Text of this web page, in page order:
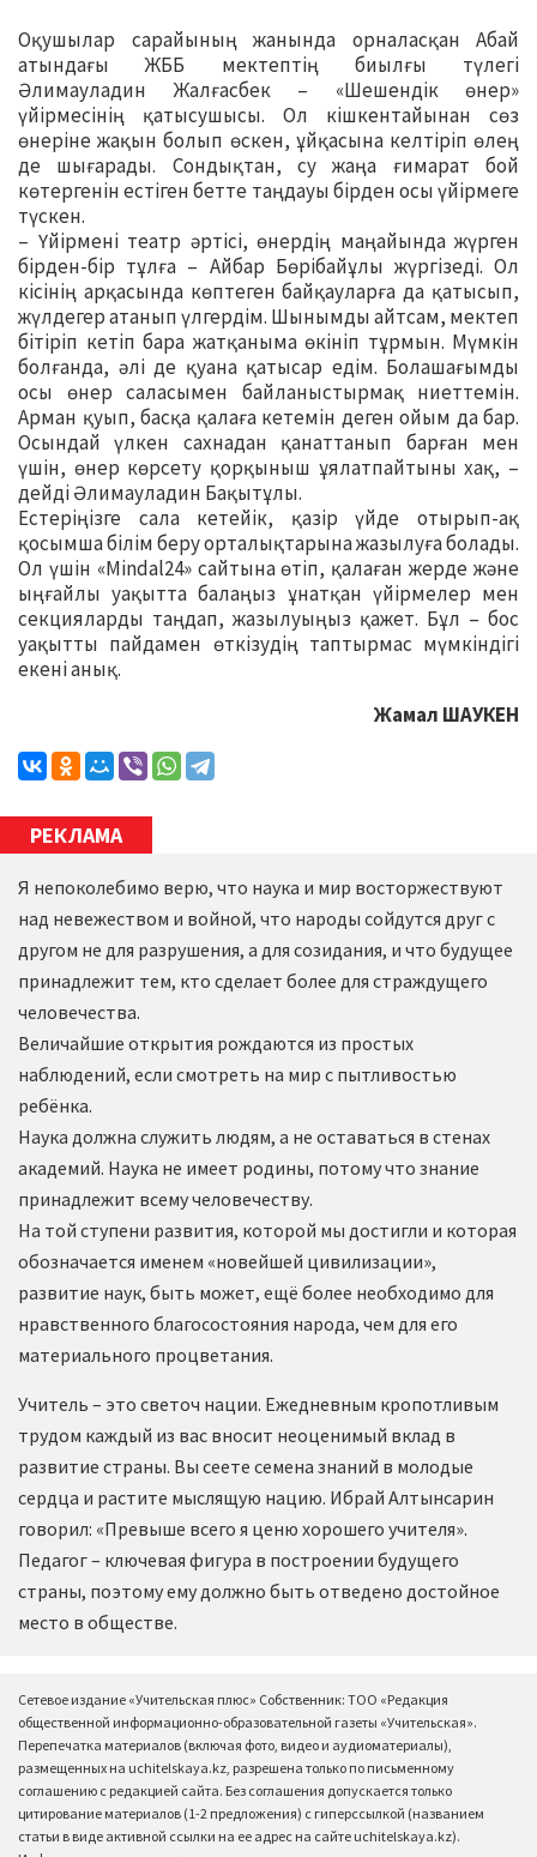
Оқушылар сарайының жанында орналасқан Абай
атындағы ЖББ мектептің биылғы түлегі
Әлимауладин Жалғасбек – «Шешендік өнер»
үйірмесінің қатысушысы. Ол кішкентайынан сөз
өнеріне жақын болып өскен, ұйқасына келтіріп өлең
де шығарады. Сондықтан, су жаңа ғимарат бой
көтергенін естіген бетте таңдауы бірден осы үйірмеге
түскен.
– Үйірмені театр әртісі, өнердің маңайында жүрген
бірден-бір тұлға – Айбар Бөрібайұлы жүргізеді. Ол
кісінің арқасында көптеген байқауларға да қатысып,
жүлдегер атанып үлгердім. Шынымды айтсам, мектеп
бітіріп кетіп бара жатқаныма өкініп тұрмын. Мүмкін
болғанда, әлі де қуана қатысар едім. Болашағымды
осы өнер саласымен байланыстырмақ ниеттемін.
Арман қуып, басқа қалаға кетемін деген ойым да бар.
Осындай үлкен сахнадан қанаттанып барған мен
үшін, өнер көрсету қорқыныш ұялатпайтыны хақ, –
дейді Әлимауладин Бақытұлы.
Естеріңізге сала кетейік, қазір үйде отырып-ақ
қосымша білім беру орталықтарына жазылуға болады.
Ол үшін «Mindal24» сайтына өтіп, қалаған жерде және
ыңғайлы уақытта балаңыз ұнатқан үйірмелер мен
секцияларды таңдап, жазылуыңыз қажет. Бұл – бос
уақытты пайдамен өткізудің таптырмас мүмкіндігі
екені анық.
Жамал ШАУКЕН
РЕКЛАМА
Я непоколебимо верю, что наука и мир восторжествуют
над невежеством и войной, что народы сойдутся друг с
другом не для разрушения, а для созидания, и что будущее
принадлежит тем, кто сделает более для страждущего
человечества.
Величайшие открытия рождаются из простых
наблюдений, если смотреть на мир с пытливостью
ребёнка.
Наука должна служить людям, а не оставаться в стенах
академий. Наука не имеет родины, потому что знание
принадлежит всему человечеству.
На той ступени развития, которой мы достигли и которая
обозначается именем «новейшей цивилизации»,
развитие наук, быть может, ещё более необходимо для
нравственного благосостояния народа, чем для его
материального процветания.
Учитель – это светоч нации. Ежедневным кропотливым
трудом каждый из вас вносит неоценимый вклад в
развитие страны. Вы сеете семена знаний в молодые
сердца и растите мыслящую нацию. Ибрай Алтынсарин
говорил: «Превыше всего я ценю хорошего учителя».
Педагог – ключевая фигура в построении будущего
страны, поэтому ему должно быть отведено достойное
место в обществе.
Сетевое издание «Учительская плюс» Собственник: ТОО «Редакция
общественной информационно-образовательной газеты «Учительская».
Перепечатка материалов (включая фото, видео и аудиоматериалы),
размещенных на uchitelskaya.kz, разрешена только по письменному
соглашению с редакцией сайта. Без соглашения допускается только
цитирование материалов (1-2 предложения) с гиперссылкой (названием
статьи в виде активной ссылки на ее адрес на сайте uchitelskaya.kz).